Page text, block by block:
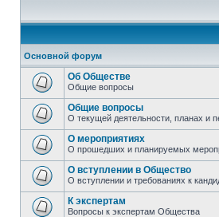
Основной форум
Об Обществе
Общие вопросы
Общие вопросы
О текущей деятельности, планах и
О мероприятиях
О прошедших и планируемых
О вступлении в Общество
О вступлении и требованиях к
К экспертам
Вопросы к экспертам Общества